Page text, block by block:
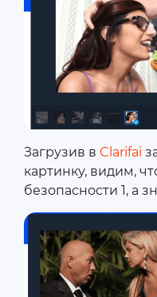
Загрузив в Clarifai
картинку, видим,
безопасности 1, а